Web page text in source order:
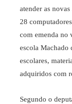
atender as
28
com emenda no
escola Machado
escolares,
adquiridos com
Segundo o